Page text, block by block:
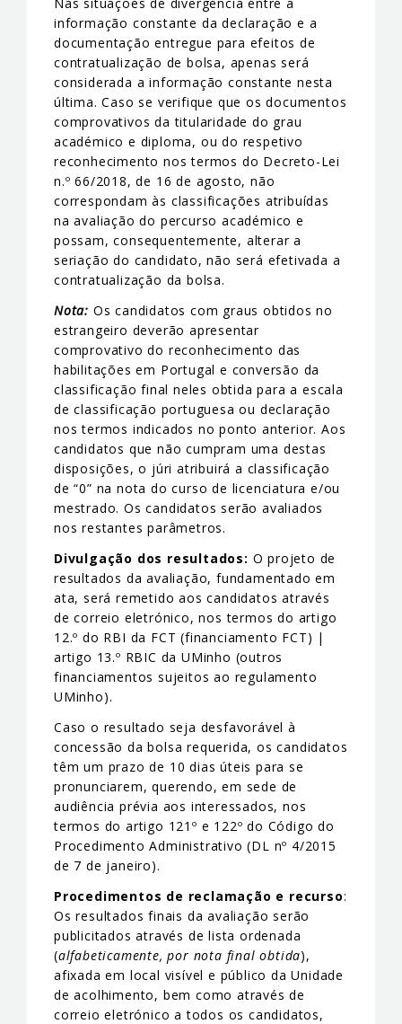
informação constante da declaração e a
documentação entregue para efeitos de
contratualização de bolsa, apenas será
considerada a informação constante nesta
última. Caso se verifique que os documentos
comprovativos da titularidade do grau
académico e diploma, ou do respetivo
reconhecimento nos termos do Decreto-Lei
n.º 66/2018, de 16 de agosto, não
correspondam às classificações atribuídas
na avaliação do percurso académico e
possam, consequentemente, alterar a
seriação do candidato, não será efetivada a
contratualização da bolsa.
Nota: Os candidatos com graus obtidos no
estrangeiro deverão apresentar
comprovativo do reconhecimento das
habilitações em Portugal e conversão da
classificação final neles obtida para a escala
de classificação portuguesa ou declaração
nos termos indicados no ponto anterior. Aos
candidatos que não cumpram uma destas
disposições, o júri atribuirá a classificação
de “0” na nota do curso de licenciatura e/ou
mestrado. Os candidatos serão avaliados
nos restantes parâmetros.
Divulgação dos resultados: O projeto de
resultados da avaliação, fundamentado em
ata, será remetido aos candidatos através
de correio eletrónico, nos termos do artigo
12.º do RBI da FCT (financiamento FCT) |
artigo 13.º RBIC da UMinho (outros
financiamentos sujeitos ao regulamento
UMinho).
Caso o resultado seja desfavorável à
concessão da bolsa requerida, os candidatos
têm um prazo de 10 dias úteis para se
pronunciarem, querendo, em sede de
audiência prévia aos interessados, nos
termos do artigo 121º e 122º do Código do
Procedimento Administrativo (DL nº 4/2015
de 7 de janeiro).
Procedimentos de reclamação e recurso:
Os resultados finais da avaliação serão
publicitados através de lista ordenada
(alfabeticamente, por nota final obtida),
afixada em local visível e público da Unidade
de acolhimento, bem como através de
correio eletrónico a todos os candidatos,